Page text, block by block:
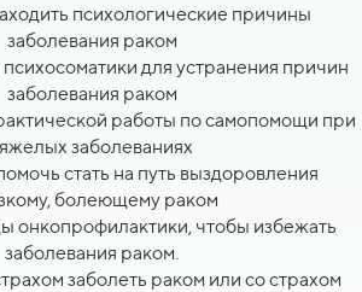
психологические причины
заболевания раком
для устранения причин
заболевания раком
работы по самопомощи при
заболеваниях
стать на путь выздоровления
болеющему раком
онкопрофилактики, чтобы избежать
заболевания раком.
заболеть раком или со страхом